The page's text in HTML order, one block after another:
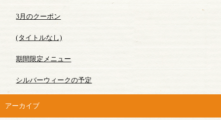
3月のクーポン
(タイトルなし)
期間限定メニュー
シルバーウィークの予定
アーカイブ